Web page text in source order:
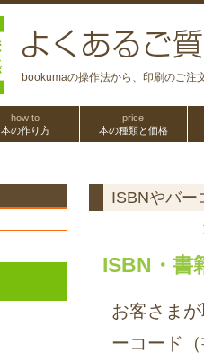
bookumaの操作法から、印刷のご注
how to
本の作り方
price
本の種類と価格
ISBNやバー
ISBN・書
お客さま
ーコード